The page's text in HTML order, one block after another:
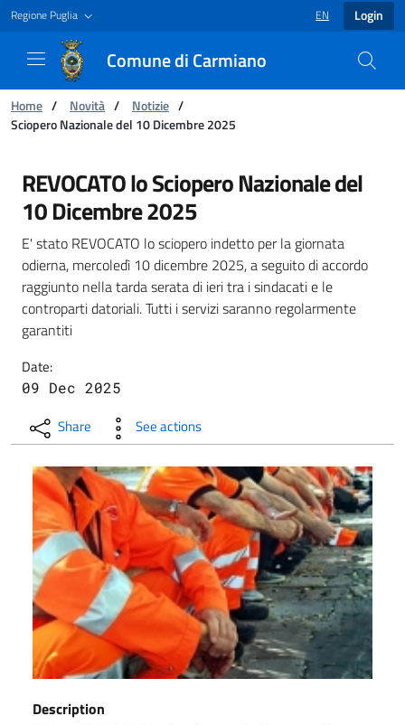
Regione Puglia LANGUAGE
EN Login
Comune di Carmiano
You are:
Home / Novità / Notizie /
Sciopero Nazionale del 10 Dicembre 2025
Sciopero Nazionale del 10 Dicembre 2025 -
REVOCATO lo Sciopero Nazionale del
10 Dicembre 2025
E' stato REVOCATO lo sciopero indetto per la giornata
odierna, mercoledì 10 dicembre 2025, a seguito di accordo
raggiunto nella tarda serata di ieri tra i sindacati e le
controparti datoriali. Tutti i servizi saranno regolarmente
garantiti
Date:
09 Dec 2025
Share See actions
Description